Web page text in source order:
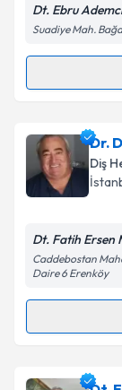
Metni
Dt. Ebru
Suadiye Mah.
Uzm. Dt.
oluşturun.
takvim
Dr.
Diş
Dt. Fatih Ersen
Caddebostan
Daire 6 Erenköy
Dr. Dt.